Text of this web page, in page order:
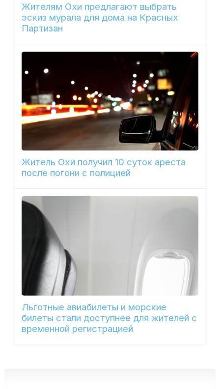
Жителям Охи предлагают выбрать
эскиз мурала для дома на Красных
Партизан
Житель Охи получил 10 суток ареста
после погони с полицией
Льготные авиабилеты и морские
билеты стали доступнее для жителей с
временной регистрацией